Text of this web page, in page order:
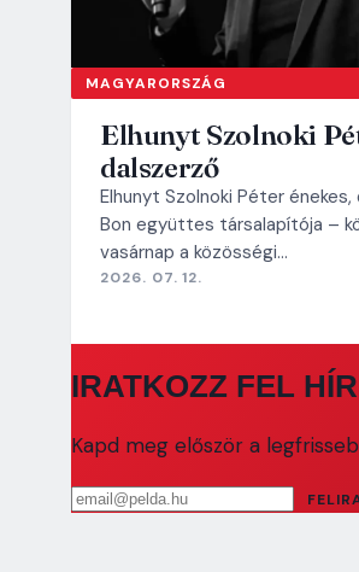
MAGYARORSZÁG
Elhunyt Szolnoki
dalszerző
Elhunyt Szolnoki Péter
Bon együttes társalapítója –
vasárnap a közösségi…
2026. 07. 12.
IRATKOZZ FEL
Kapd meg először a
Email cím